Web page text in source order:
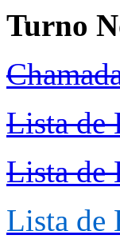
Turno
Lista de
Lista de
Lista de